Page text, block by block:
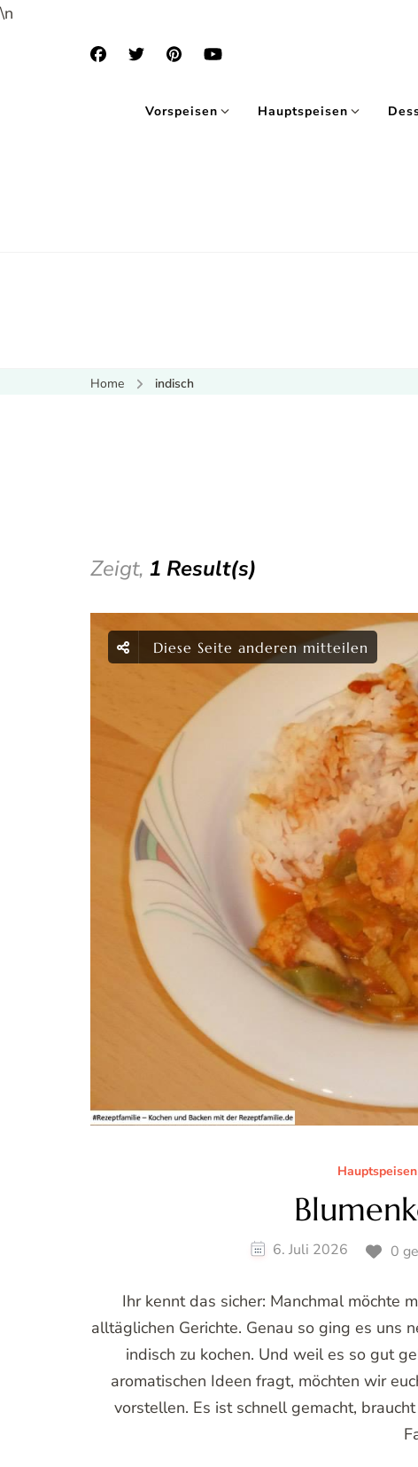
\n
Vorspeisen Hauptspeisen
Home indisch
Zeigt, 1 Result(s)
Diese Seite anderen mitteilen
Hauptspeisen
6. Juli 2026 0
Ihr kennt das sicher: Manchmal möchte
alltäglichen Gerichte. Genau so ging es uns
indisch zu kochen. Und weil es so gut
aromatischen Ideen fragt, möchten wir
vorstellen. Es ist schnell gemacht,